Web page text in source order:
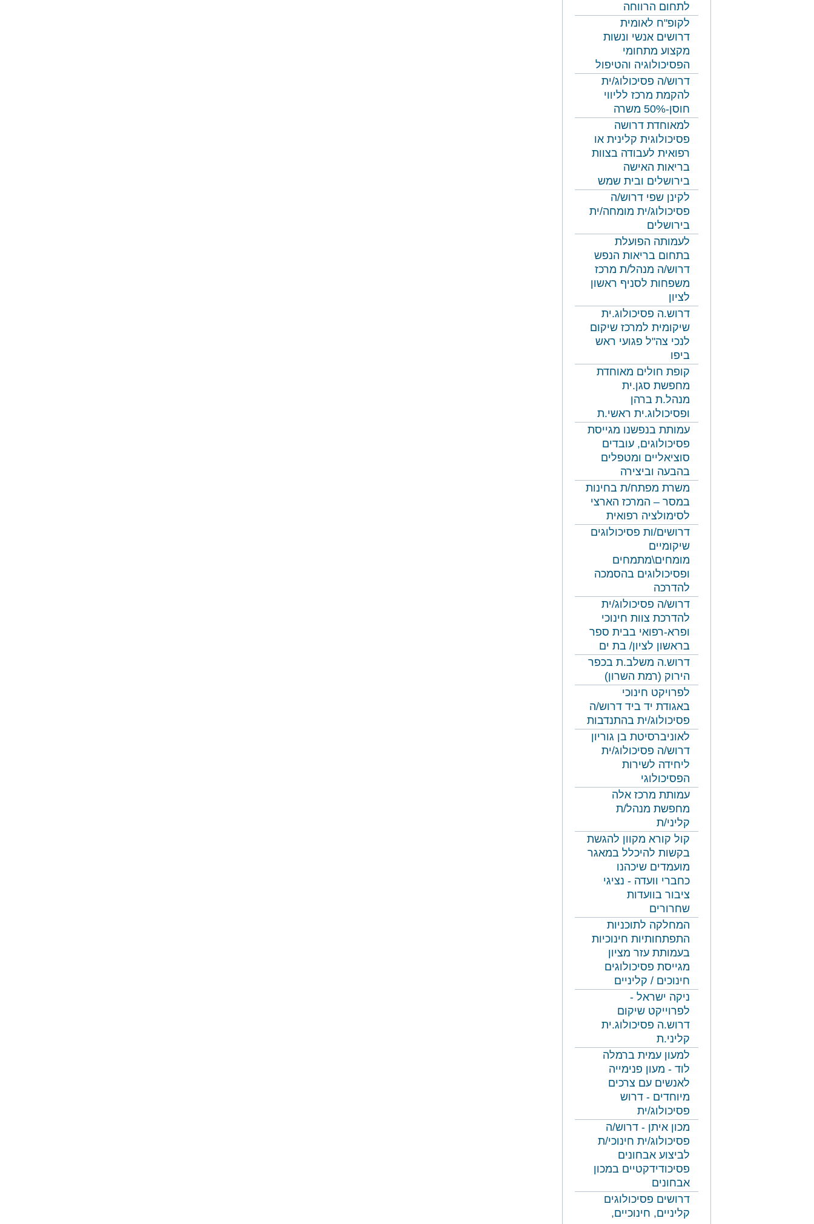
לתחום הרווחה
לקופ"ח לאומית
דרושים אנשי ונשות
מקצוע מתחומי
הפסיכולוגיה והטיפול
דרוש/ה פסיכולוג/ית
להקמת מרכז לליווי
חוסן-50% משרה
למאוחדת דרושה
פסיכולוגית קלינית או
רפואית לעבודה בצוות
בריאות האישה
בירושלים ובית שמש
לקינן שפי דרוש/ה
פסיכולוג/ית מומחה/ית
בירושלים
לעמותה הפועלת
בתחום בריאות הנפש
דרוש/ה מנהל/ת מרכז
משפחות לסניף ראשון
לציון
דרוש.ה פסיכולוג.ית
שיקומית למרכז שיקום
לנכי צה"ל פגועי ראש
ביפו
קופת חולים מאוחדת
מחפשת סגן.ית
מנהל.ת ברהן
ופסיכולוג.ית ראשי.ת
עמותת בנפשנו מגייסת
פסיכולוגים, עובדים
סוציאליים ומטפלים
בהבעה וביצירה
משרת מפתח/ת בחינות
במסר – המרכז הארצי
לסימולציה רפואית
דרושים/ות פסיכולוגים
שיקומיים
מומחים\מתמחים
ופסיכולוגים בהסמכה
להדרכה
דרוש/ה פסיכולוג/ית
להדרכת צוות חינוכי
ופרא-רפואי בבית ספר
בראשון לציון/ בת ים
דרוש.ה משלב.ת בכפר
הירוק (רמת השרון)
לפרויקט חינוכי
באגודת יד ביד דרוש/ה
פסיכולוג/ית בהתנדבות
לאוניברסיטת בן גוריון
דרוש/ה פסיכולוג/ית
ליחידה לשירות
הפסיכולוגי
עמותת מרכז אלה
מחפשת מנהל/ת
קליני/ת
קול קורא מקוון להגשת
בקשות להיכלל במאגר
מועמדים שיכהנו
כחברי וועדה - נציגי
ציבור בוועדות
שחרורים
המחלקה לתוכניות
התפתחותיות חינוכיות
בעמותת עזר מציון
מגייסת פסיכולוגים
חינוכים / קליניים
ניקה ישראל -
לפרוייקט שיקום
דרוש.ה פסיכולוג.ית
קליני.ת
למעון עמית ברמלה
לוד - מעון פנימייה
לאנשים עם צרכים
מיוחדים - דרוש
פסיכולוג/ית
מכון איתן - דרוש/ה
פסיכולוג/ית חינוכי/ת
לביצוע אבחונים
פסיכודידקטיים במכון
אבחונים
דרושים פסיכולוגים
קליניים, חינוכיים,